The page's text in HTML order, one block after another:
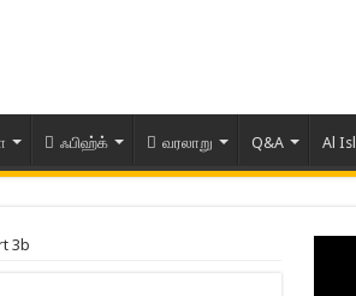
ஃபிஹ்க் வரலாறு Q&A Al
3b